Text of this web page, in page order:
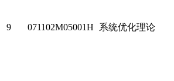
9 071102M05001H 系统优化理论